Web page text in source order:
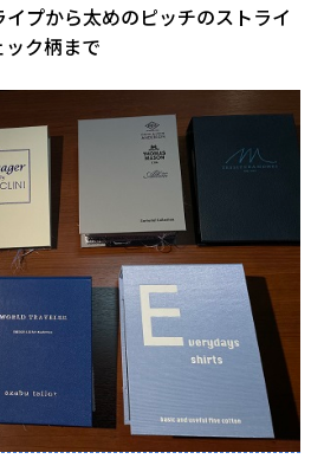
プから太めのピッチのストライ
ク柄まで